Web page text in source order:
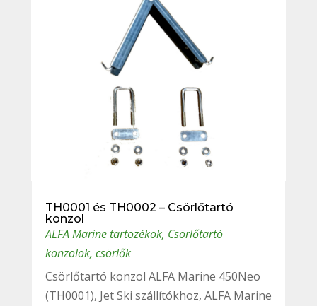
TH0001 és TH0002 – Csörlőtartó
konzol
ALFA Marine tartozékok, Csörlőtartó
konzolok, csörlők
Csörlőtartó konzol ALFA Marine 450Neo
(TH0001), Jet Ski szállítókhoz, ALFA Marine